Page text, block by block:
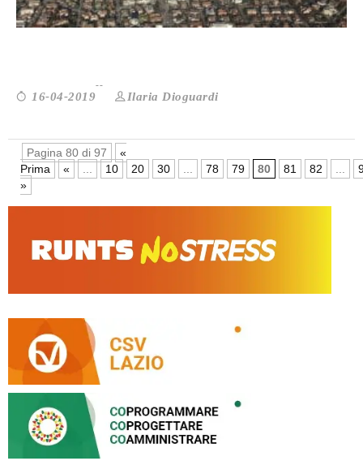
NASCE L’URBAN CENTER A LATINA: ...
16-04-2019 Ilaria Dioguardi
Pagina 80 di 97
«
Prima
« 10 20 30 78 79 80 81 82
»